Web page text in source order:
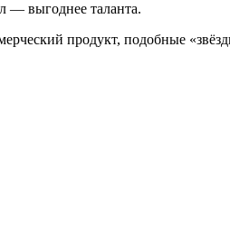
— выгоднее таланта.
продукт, подобные